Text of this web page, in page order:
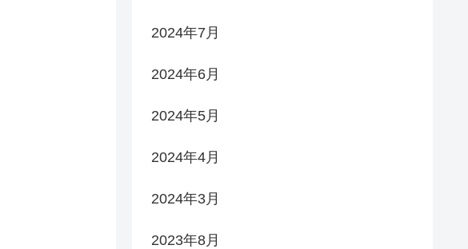
2024年7月
2024年6月
2024年5月
2024年4月
2024年3月
2023年8月